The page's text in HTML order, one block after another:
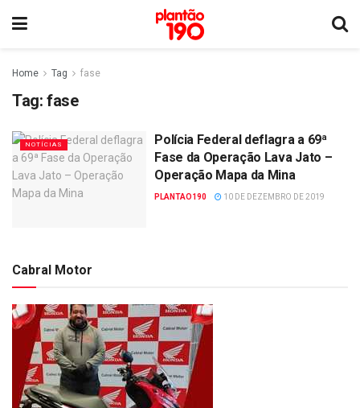
Home Tag fase
Tag: fase
NOTÍCIAS
Polícia Federal deflagra a 69ª
Fase da Operação Lava Jato –
Operação Mapa da Mina
PLANTAO190 10 DE DEZEMBRO DE 2019
Cabral Motor